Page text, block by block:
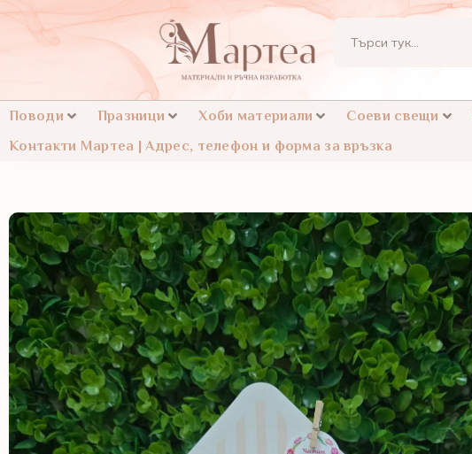
Поводи Празници Хоби материали Соеви свещи
Контакти Мартеа | Адрес, телефон и форма за връзка